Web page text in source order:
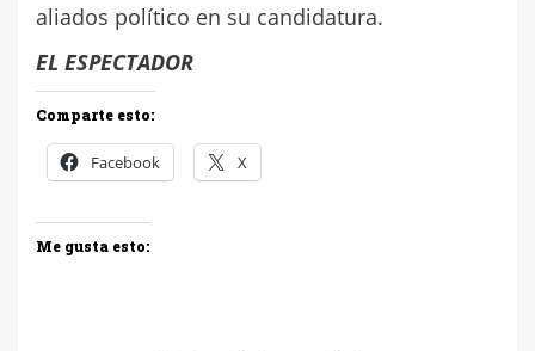
aliados político en su candidatura.
EL ESPECTADOR
Comparte esto:
Facebook X
Me gusta esto: